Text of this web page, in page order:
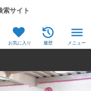
索サイト
お気に入り 履歴 メニュー